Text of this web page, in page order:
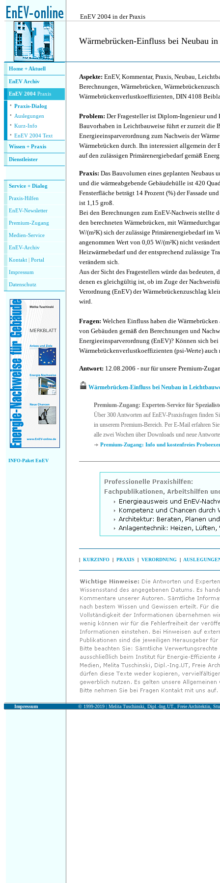
EnEV 2004 in der Praxis
Wärmebrücken-Einfluss bei Neubau
Home + Aktuell
EnEV Archiv
EnEV 2004 Praxis
· Praxis-Dialog
· Auslegungen
· Kurz-Info
· EnEV 2004 Text
Wissen + Praxis
Dienstleister
Service + Dialog
Praxis-Hilfen
EnEV-Newsletter
Premium-Zugang
Medien-Service
EnEV-Archiv
Kontakt Portal
Impressum
Datenschutz
INFO-Paket EnEV
Aspekte: EnEV, Kommentar, Praxis, Neubau,
Berechnungen, Wärmebrücken,
Wärmebrückenverlustkoeffizienten, DIN 4108
Problem: Der Fragesteller ist Diplom-Ingenieur und
Bauvorhaben in Leichtbauweise führt er zurzeit die
Energieeinsparverordnung zum Nachweis der
Wärmebrücken durch. Ihn interessiert allgemein der
auf den zulässigen Primärenergiebedarf gemäß
Praxis: Das Bauvolumen eines geplanten Neubaus
und die wärmeabgebende Gebäudehülle ist 420
Fensterfläche beträgt 14 Prozent (%) der Fassade
ist 1,15 groß.
Bei den Berechnungen zum EnEV-Nachweis stellte
den berechneten Wärmebrücken, mit
W/(m²K) sich der zulässige Primärenergiebedarf im
angenommen Wert von 0,05 W/(m²K) nicht
Heizwärmebedarf und der entsprechend zulässige
verändern sich.
Aus der Sicht des Fragestellers würde das bedeuten,
denen es gleichgültig ist, ob im Zuge der
Verordnung (EnEV) der Wärmebrückenzuschlag
wird.
Fragen: Welchen Einfluss haben die
von Gebäuden gemäß den Berechnungen und
Energieeinsparverordnung (EnEV)? Können sich
Wärmebrückenverlustkoeffizienten (psi-Werte) auch
Antwort: 12.08.2006 - nur für unsere Premium-
Wärmebrücken-Einfluss bei Neubau in
Premium-Zugang: Experten-Service für
Über 300 Antworten auf EnEV-Praxisfragen finden
in unserem Premium-Bereich. Per E-Mail erfahren
alle zwei Wochen über Downloads und neue
Premium-Zugang: Info und kostenfreies
| KURZINFO | PRAXIS | VERORDNUNG |
Impressum © 1999-2019 | Melita Tuschinski, Dipl.-Ing.UT., Freie Architektin,